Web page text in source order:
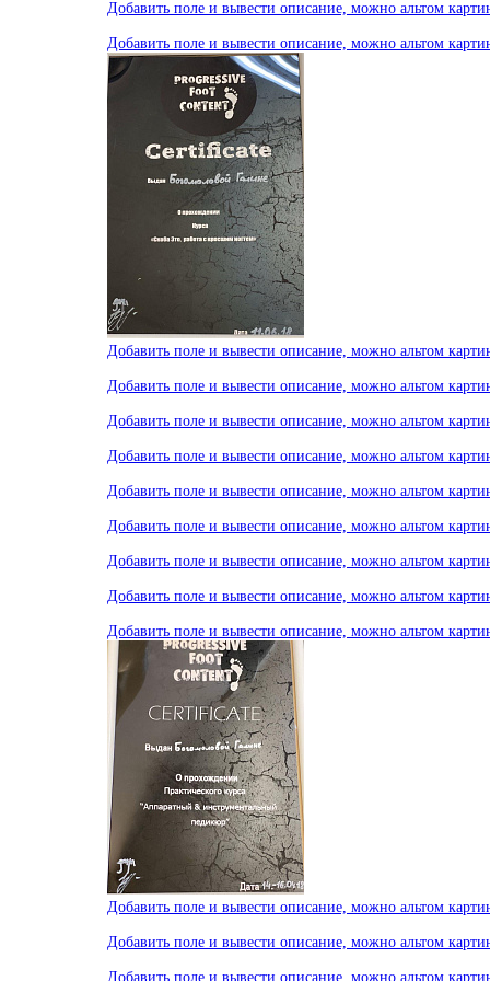
Добавить поле и вывести описание, можно альтом
Добавить поле и вывести описание, можно альтом
Добавить поле и вывести описание, можно альтом
Добавить поле и вывести описание, можно альтом
Добавить поле и вывести описание, можно альтом
Добавить поле и вывести описание, можно альтом
Добавить поле и вывести описание, можно альтом
Добавить поле и вывести описание, можно альтом
Добавить поле и вывести описание, можно альтом
Добавить поле и вывести описание, можно альтом
Добавить поле и вывести описание, можно альтом
Добавить поле и вывести описание, можно альтом
Добавить поле и вывести описание, можно альтом
Добавить поле и вывести описание, можно альтом